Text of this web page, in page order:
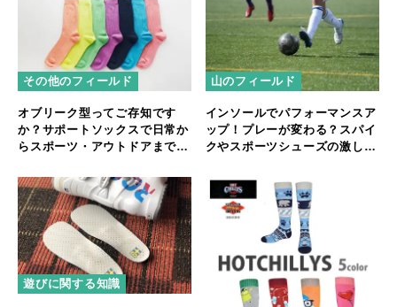
その他のフィールド
オブリーク型ってご存知です
か？サポートソックスで日常か
らスポーツ・アウトドアまで快
山のフィールド
インソールでパフォーマンスア
ップ！プレーが変わる？スパイ
クやスポーツシューズの激しい
のすすめ
遊びに関する知識